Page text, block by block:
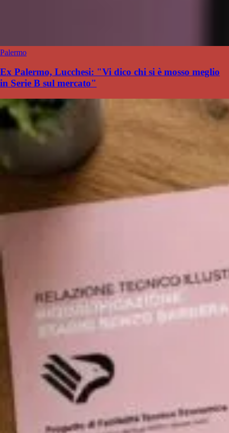
Palermo
Ex Palermo, Lucchesi: "Vi dico chi si è mosso meglio
in Serie B sul mercato"